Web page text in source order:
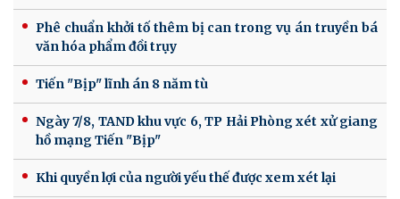
Phê chuẩn khởi tố thêm bị can trong vụ án truyền bá
văn hóa phẩm đồi trụy
Tiến "Bịp" lĩnh án 8 năm tù
Ngày 7/8, TAND khu vực 6, TP Hải Phòng xét xử giang
hồ mạng Tiến "Bịp"
Khi quyền lợi của người yếu thế được xem xét lại